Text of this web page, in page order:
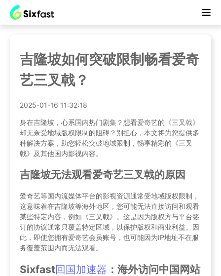
吉隆坡如何突破限制畅看爱奇
艺三叉戟？
2025-01-16 11:32:18
身在吉隆坡，心系国内热门剧集？想看爱奇艺的《三叉戟》
却无奈受地域版权限制的阻碍？别担心，本文将为您提供多
种解决方案，助您轻松突破地域限制，畅享精彩的《三叉
戟》及其他国内影视内容。
吉隆坡无法观看爱奇艺三叉戟的原因
爱奇艺等国内流媒体平台的影视资源通常受地域版权限制，
这意味着在吉隆坡等海外地区，您可能无法直接访问和观看
某些特定内容，例如《三叉戟》。这是因为版权方与平台签
订的协议通常只覆盖特定区域，以保护版权和商业利益。因
此，即使您拥有爱奇艺会员账号，也可能因为IP地址不在服
务覆盖范围内而无法观看。
Sixfast回国加速器 ：海外访问中国网站